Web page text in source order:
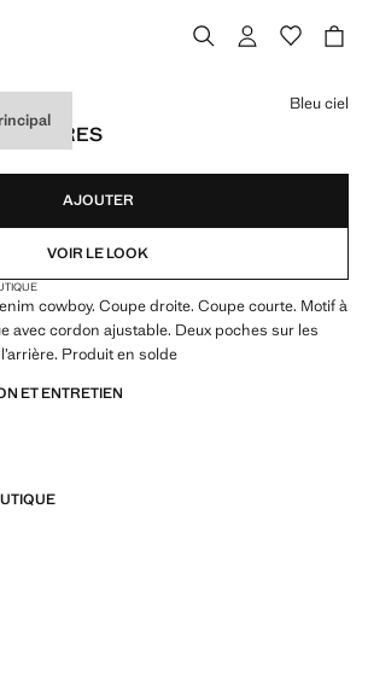
RAYURES
€ ]
Bleu ciel
AJOUTER
VOIR LE LOOK
cowboy. Coupe droite. Coupe courte. Motif à
avec cordon ajustable. Deux poches sur les
Produit en solde
ET ENTRETIEN